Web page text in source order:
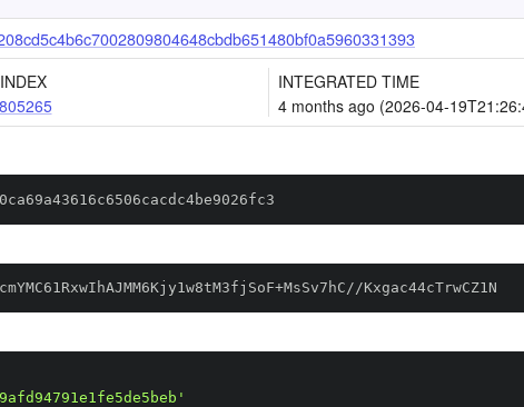
INTEGRATED TIME
4 months ago (2026-04-
Kxgac44cTrwCZ1N